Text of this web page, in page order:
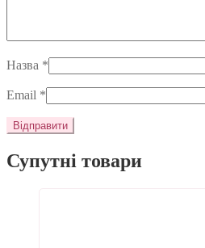
Назва *
Email *
Супутні товари